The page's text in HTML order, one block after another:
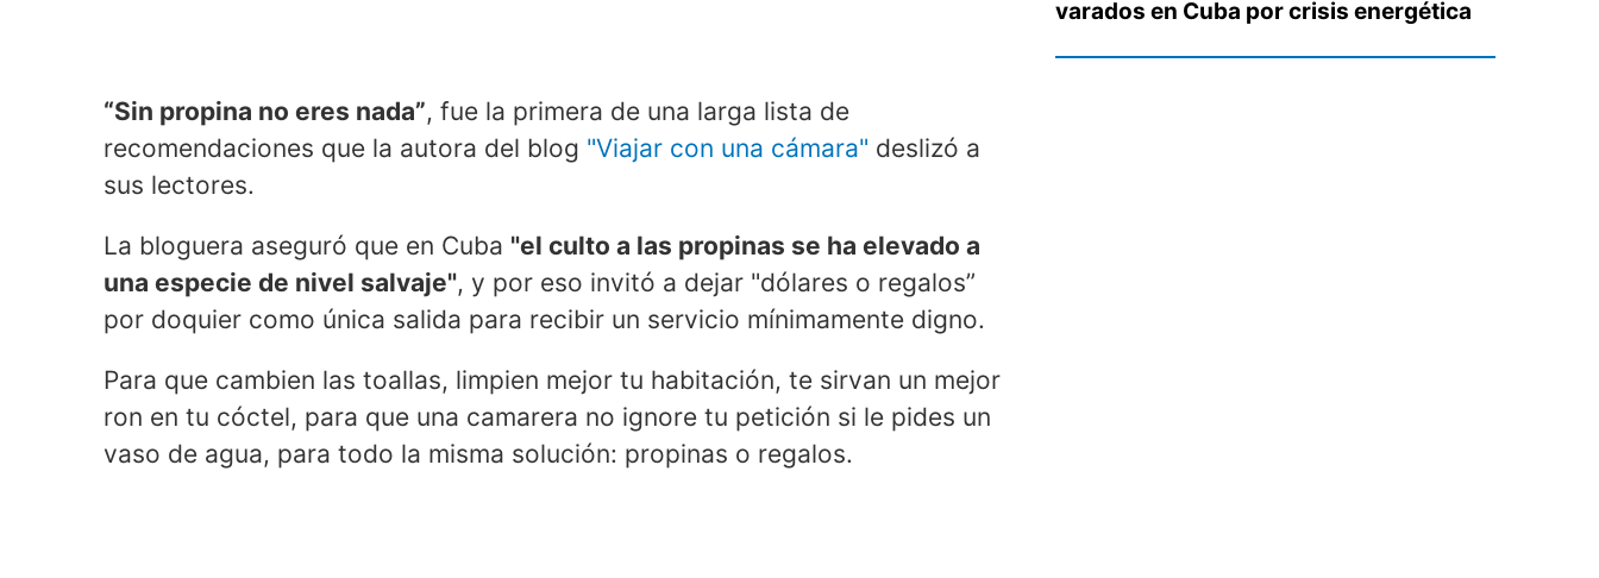
“Sin propina no eres nada”, fue la primera de una larga lista de
recomendaciones que la autora del blog "Viajar con una cámara" deslizó a
sus lectores.
La bloguera aseguró que en Cuba "el culto a las propinas se ha elevado a
una especie de nivel salvaje", y por eso invitó a dejar "dólares o regalos”
por doquier como única salida para recibir un servicio mínimamente digno.
Para que cambien las toallas, limpien mejor tu habitación, te sirvan un mejor
ron en tu cóctel, para que una camarera no ignore tu petición si le pides un
vaso de agua, para todo la misma solución: propinas o regalos.
varados en Cuba por crisis energética